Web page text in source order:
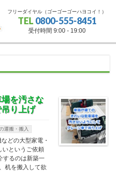
フリーダイヤル（ゴーゴーゴーハヨコイ！）
TEL 0800-555-8451
受付時間 9:00 - 19:00
を汚さな
り上げ
運搬・搬入
どの大型家電・
いというご依頼
するのは新築一
机を搬入して欲